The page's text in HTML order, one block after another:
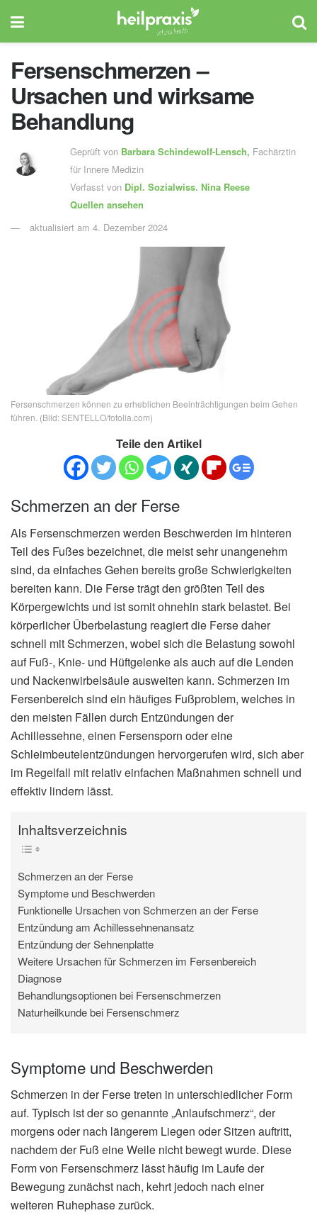
Fersenschmerzen –
Ursachen und wirksame
Behandlung
Geprüft von Barbara Schindewolf-Lensch, Fachärztin
für Innere Medizin
Verfasst von Dipl. Sozialwiss. Nina Reese
Quellen ansehen
aktualisiert am 4. Dezember 2024
Fersenschmerzen können zu erheblichen Beeinträchtigungen beim Gehen
führen. (Bild: SENTELLO/fotolia.com)
Teile den Artikel
Schmerzen an der Ferse
Als Fersenschmerzen werden Beschwerden im hinteren
Teil des Fußes bezeichnet, die meist sehr unangenehm
sind, da einfaches Gehen bereits große Schwierigkeiten
bereiten kann. Die Ferse trägt den größten Teil des
Körpergewichts und ist somit ohnehin stark belastet. Bei
körperlicher Überbelastung reagiert die Ferse daher
schnell mit Schmerzen, wobei sich die Belastung sowohl
auf Fuß-, Knie- und Hüftgelenke als auch auf die Lenden
und Nackenwirbelsäule ausweiten kann. Schmerzen im
Fersenbereich sind ein häufiges Fußproblem, welches in
den meisten Fällen durch Entzündungen der
Achillessehne, einen Fersensporn oder eine
Schleimbeutelentzündungen hervorgerufen wird, sich aber
im Regelfall mit relativ einfachen Maßnahmen schnell und
effektiv lindern lässt.
Inhaltsverzeichnis
Schmerzen an der Ferse
Symptome und Beschwerden
Funktionelle Ursachen von Schmerzen an der Ferse
Entzündung am Achillessehnenansatz
Entzündung der Sehnenplatte
Weitere Ursachen für Schmerzen im Fersenbereich
Diagnose
Behandlungsoptionen bei Fersenschmerzen
Naturheilkunde bei Fersenschmerz
Symptome und Beschwerden
Schmerzen in der Ferse treten in unterschiedlicher Form
auf. Typisch ist der so genannte „Anlaufschmerz“, der
morgens oder nach längerem Liegen oder Sitzen auftritt,
nachdem der Fuß eine Weile nicht bewegt wurde. Diese
Form von Fersenschmerz lässt häufig im Laufe der
Bewegung zunächst nach, kehrt jedoch nach einer
weiteren Ruhephase zurück.